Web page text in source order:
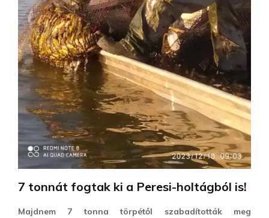
7 tonnát fogtak ki a Peresi-holtágból is!
Majdnem 7 tonna törpétől szabadították meg